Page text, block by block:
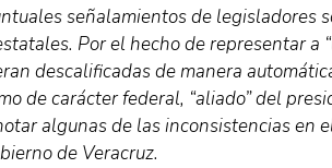
señalamientos de legisladores
Por el hecho de representar a
descalificadas de manera
de carácter federal, “aliado” del
algunas de las inconsistencias en
de Veracruz.